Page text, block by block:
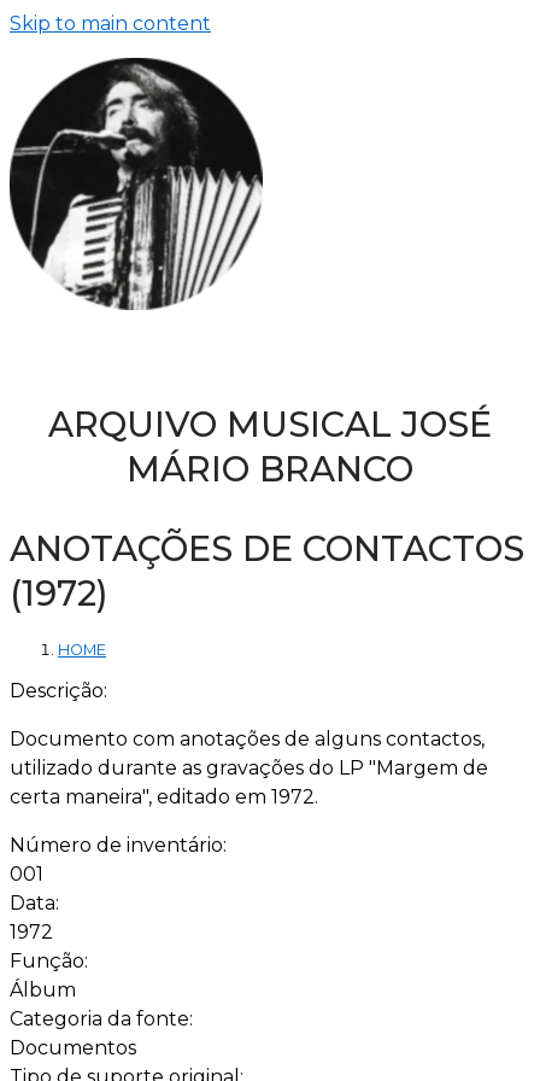
Skip to main content
ARQUIVO MUSICAL JOSÉ
MÁRIO BRANCO
ANOTAÇÕES DE CONTACTOS
(1972)
HOME
Descrição:
Documento com anotações de alguns contactos,
utilizado durante as gravações do LP "Margem de
certa maneira", editado em 1972.
Número de inventário:
001
Data:
1972
Função:
Álbum
Categoria da fonte:
Documentos
Tipo de suporte original: